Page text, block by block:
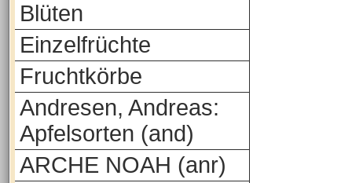
Blüten
Einzelfrüchte
Fruchtkörbe
Andresen, Andreas:
Apfelsorten (and)
ARCHE NOAH (anr)